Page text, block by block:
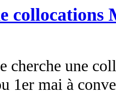
collocations
cherche une
1er mai à